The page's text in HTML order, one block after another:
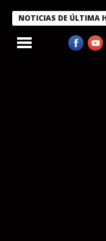
NOTICIAS DE ÚLTIMA
condecora a